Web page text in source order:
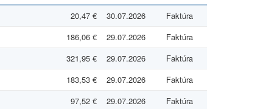
20,47 € 30.07.2026
Faktúra
186,06 € 29.07.2026
Faktúra
321,95 € 29.07.2026
Faktúra
183,53 € 29.07.2026
Faktúra
97,52 € 29.07.2026
Faktúra